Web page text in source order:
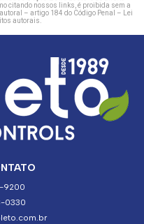
citando nossos links, é proibida sem a
– artigo 184 do Código Penal –
Lei
autorais
9200
0330